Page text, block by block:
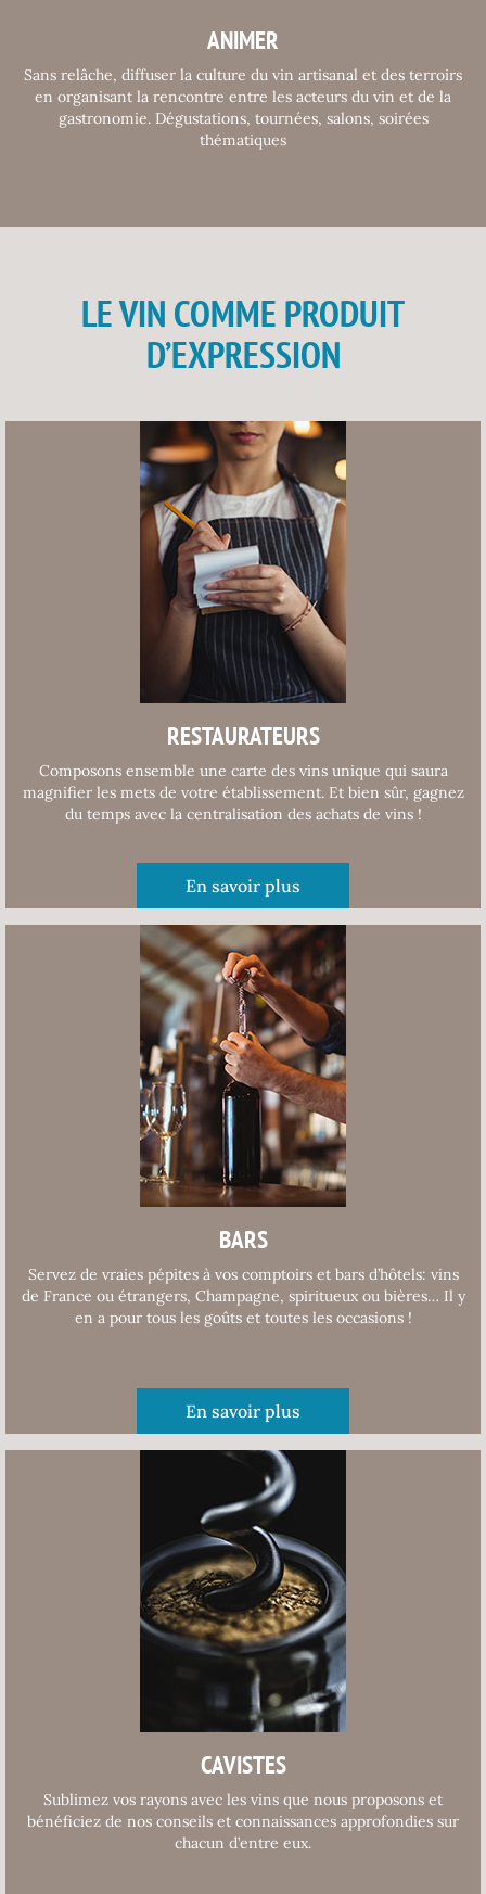
ANIMER
Sans relâche, diffuser la culture du vin artisanal et des terroirs
en organisant la rencontre entre les acteurs du vin et de la
gastronomie. Dégustations, tournées, salons, soirées
thématiques
LE VIN COMME PRODUIT
D’EXPRESSION
RESTAURATEURS
Composons ensemble une carte des vins unique qui saura
magnifier les mets de votre établissement. Et bien sûr, gagnez
du temps avec la centralisation des achats de vins !
En savoir plus
BARS
Servez de vraies pépites à vos comptoirs et bars d’hôtels: vins
de France ou étrangers, Champagne, spiritueux ou bières… Il y
en a pour tous les goûts et toutes les occasions !
En savoir plus
CAVISTES
Sublimez vos rayons avec les vins que nous proposons et
bénéficiez de nos conseils et connaissances approfondies sur
chacun d’entre eux.